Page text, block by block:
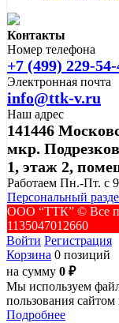
Контакты
Номер телефона
+7 (499) 229-
Электронная почта
info@ttk-v.ru
Наш адрес
141446
мкр.
1, этаж 2,
Работаем Пн.-Пт. с
Персональный
ООО “ТТК” ©️ Все
1135047012660
Войти Регистрация
Корзина 0 позиций
на сумму 0 ₽
Мы используем
пользования
Подробнее